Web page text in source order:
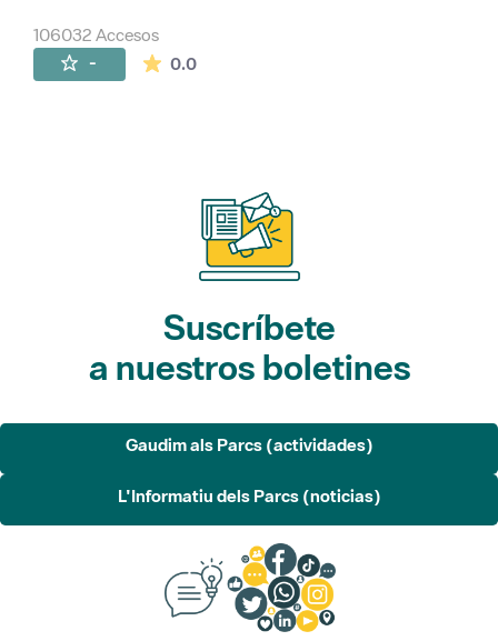
106032 Accesos
- 0.0La valoración media es de 0 estrellas de
Suscríbete
a nuestros boletines
Gaudim als Parcs (actividades)
L'Informatiu dels Parcs (noticias)